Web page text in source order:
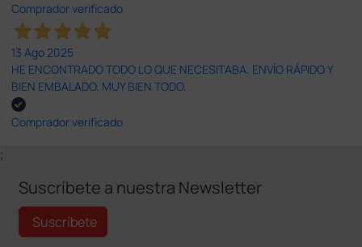
Comprador verificado
13 Ago 2025
HE ENCONTRADO TODO LO QUE NECESITABA. ENVÍO RÁPIDO Y
BIEN EMBALADO. MUY BIEN TODO.
Comprador verificado
;
Suscríbete a nuestra Newsletter
Suscríbete